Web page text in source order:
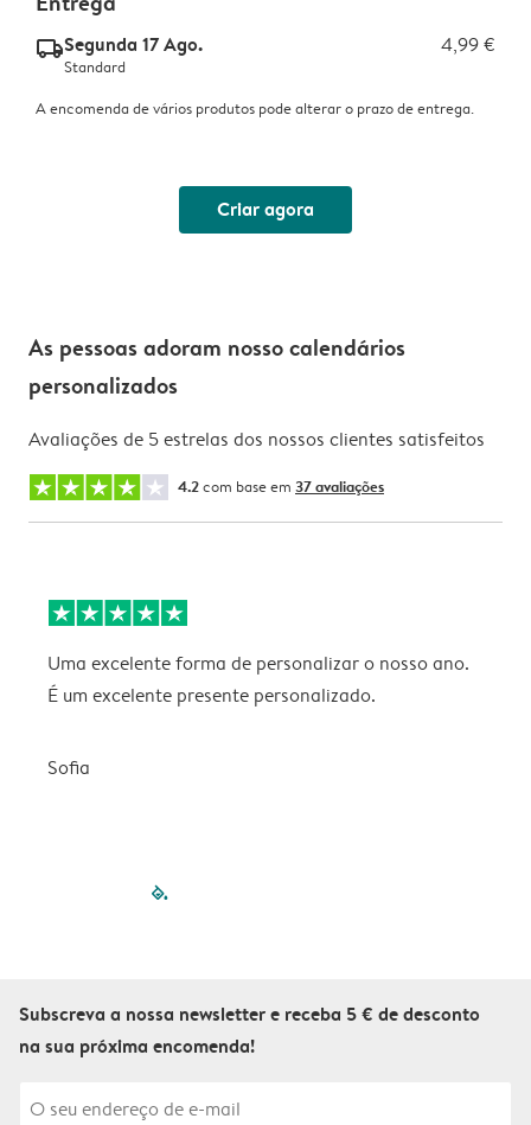
delivery_standard_v2Segunda 17 Ago. 4,99 €
Standard
A encomenda de vários produtos pode alterar o prazo de entrega.
Criar agora
As pessoas adoram nosso calendários
personalizados
Avaliações de 5 estrelas dos nossos clientes satisfeitos
4.2com base em 37 avaliações
Uma excelente forma de personalizar o nosso ano.
É um excelente presente personalizado.
Sofia
filled-pagination
Subscreva a nossa newsletter e receba 5 € de desconto
na sua próxima encomenda!